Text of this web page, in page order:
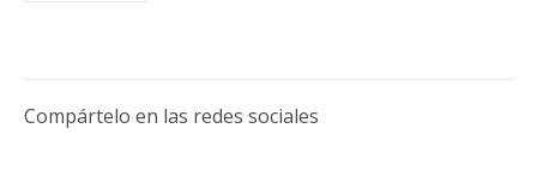
Compártelo en las redes sociales